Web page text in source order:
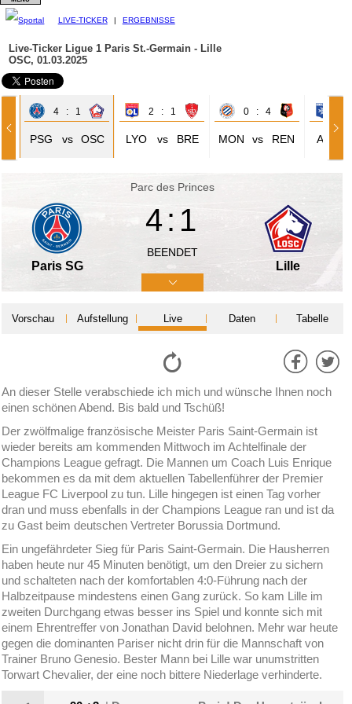
LIVE-TICKER | ERGEBNISSE
Live-Ticker Ligue 1 Paris St.-Germain - Lille
OSC, 01.03.2025
4 : 1
PSG vs OSC
2 : 1
LYO vs BRE
0 : 4
MON vs REN AJA
Parc des Princes
Paris SG
4:1
BEENDET
Lille
Vorschau Aufstellung Live Daten Tabelle
An dieser Stelle verabschiede ich mich und wünsche Ihnen noch
einen schönen Abend. Bis bald und Tschüß!
Der zwölfmalige französische Meister Paris Saint-Germain ist
wieder bereits am kommenden Mittwoch im Achtelfinale der
Champions League gefragt. Die Mannen um Coach Luis Enrique
bekommen es da mit dem aktuellen Tabellenführer der Premier
League FC Liverpool zu tun. Lille hingegen ist einen Tag vorher
dran und muss ebenfalls in der Champions League ran und ist da
zu Gast beim deutschen Vertreter Borussia Dortmund.
Ein ungefährdeter Sieg für Paris Saint-Germain. Die Hausherren
haben heute nur 45 Minuten benötigt, um den Dreier zu sichern
und schalteten nach der komfortablen 4:0-Führung nach der
Halbzeitpause mindestens einen Gang zurück. So kam Lille im
zweiten Durchgang etwas besser ins Spiel und konnte sich mit
einem Ehrentreffer von Jonathan David belohnen. Mehr war heute
gegen die dominanten Pariser nicht drin für die Mannschaft von
Trainer Bruno Genesio. Bester Mann bei Lille war unumstritten
Torwart Chevalier, der eine noch bittere Niederlage verhinderte.